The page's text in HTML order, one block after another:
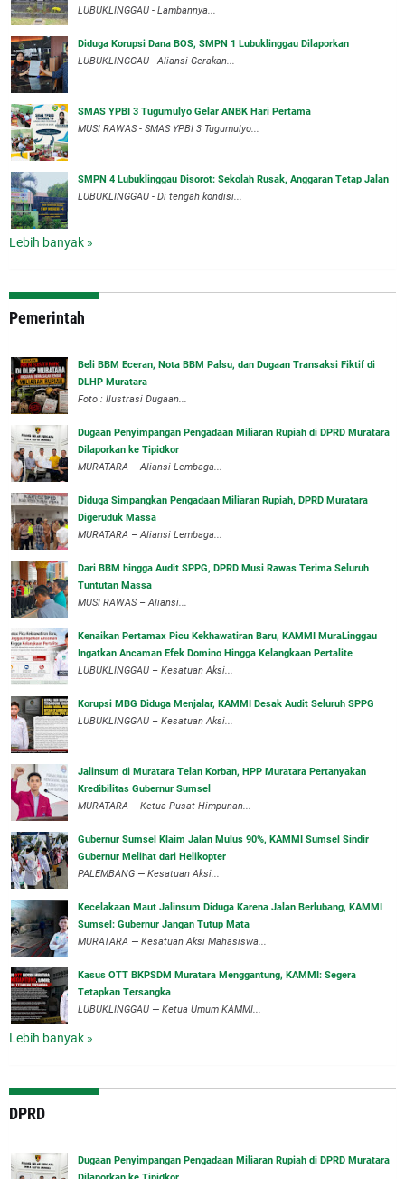
LUBUKLINGGAU - Lambannya...
Diduga Korupsi Dana BOS, SMPN 1 Lubuklinggau Dilaporkan
LUBUKLINGGAU - Aliansi Gerakan...
SMAS YPBI 3 Tugumulyo Gelar ANBK Hari Pertama
MUSI RAWAS - SMAS YPBI 3 Tugumulyo...
SMPN 4 Lubuklinggau Disorot: Sekolah Rusak, Anggaran Tetap Jalan
LUBUKLINGGAU - Di tengah kondisi...
Lebih banyak »
Pemerintah
‎Beli BBM Eceran, Nota BBM Palsu, dan Dugaan Transaksi Fiktif di
DLHP Muratara
Foto : Ilustrasi Dugaan...
‎Dugaan Penyimpangan Pengadaan Miliaran Rupiah di DPRD Muratara
Dilaporkan ke Tipidkor
‎MURATARA – Aliansi Lembaga...
Diduga Simpangkan Pengadaan Miliaran Rupiah, DPRD Muratara
Digeruduk Massa
‎MURATARA – Aliansi Lembaga...
Dari BBM hingga Audit SPPG, DPRD Musi Rawas Terima Seluruh
Tuntutan Massa
MUSI RAWAS – Aliansi...
‎Kenaikan Pertamax Picu Kekhawatiran Baru, KAMMI MuraLinggau
Ingatkan Ancaman Efek Domino Hingga Kelangkaan Pertalite
‎LUBUKLINGGAU – Kesatuan Aksi...
Korupsi MBG Diduga Menjalar, KAMMI Desak Audit Seluruh SPPG
‎LUBUKLINGGAU – Kesatuan Aksi...
‎Jalinsum di Muratara Telan Korban, HPP Muratara Pertanyakan
Kredibilitas Gubernur Sumsel
MURATARA – Ketua Pusat Himpunan...
‎Gubernur Sumsel Klaim Jalan Mulus 90%, KAMMI Sumsel Sindir
Gubernur Melihat dari Helikopter
‎PALEMBANG — Kesatuan Aksi...
‎Kecelakaan Maut Jalinsum Diduga Karena Jalan Berlubang, KAMMI
Sumsel: Gubernur Jangan Tutup Mata
‎MURATARA — Kesatuan Aksi Mahasiswa...
‎Kasus OTT BKPSDM Muratara Menggantung, KAMMI: Segera
Tetapkan Tersangka
‎LUBUKLINGGAU — Ketua Umum KAMMI...
Lebih banyak »
DPRD
‎Dugaan Penyimpangan Pengadaan Miliaran Rupiah di DPRD Muratara